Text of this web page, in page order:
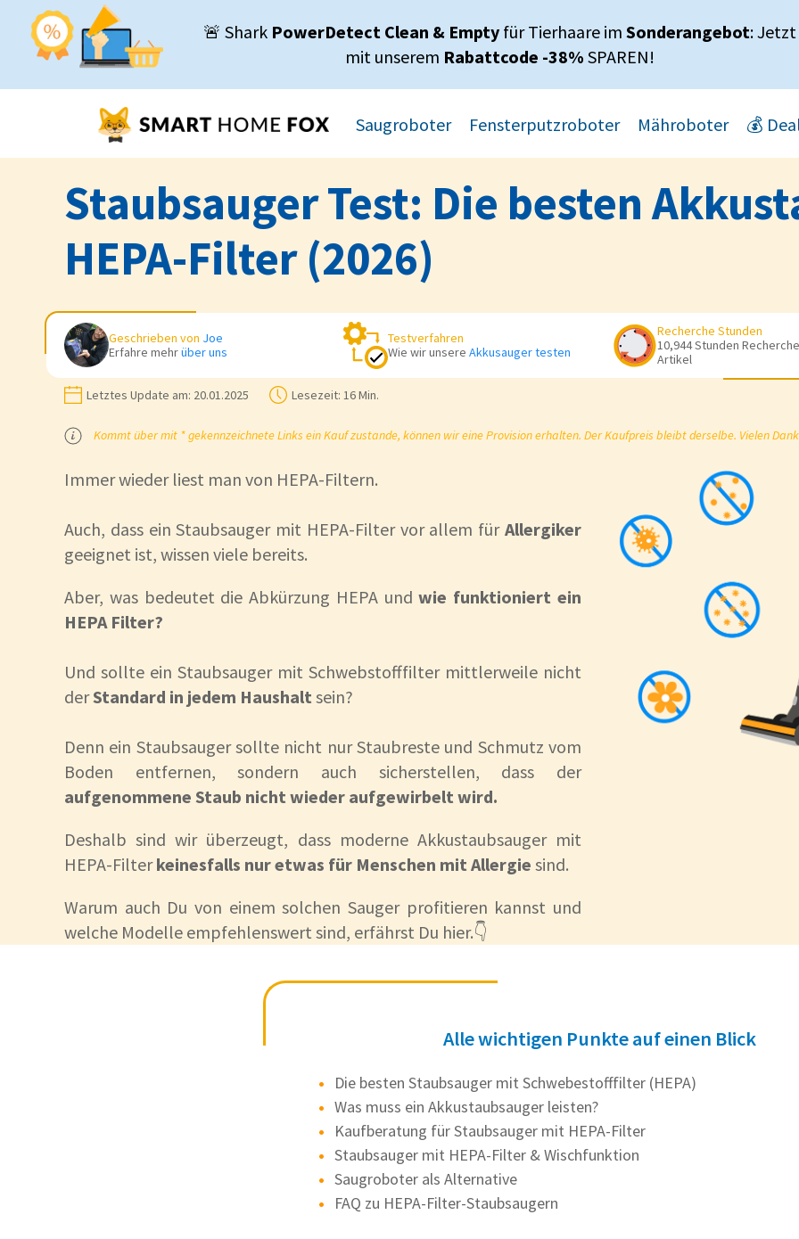
🚨 Shark PowerDetect Clean & Empty für Tierhaare imSonderangebot: Jetzt
mit unserem Rabattcode -38% SPAREN!
Saugroboter Fensterputzroboter Mähroboter 💰
Staubsauger Test: Die besten
HEPA-Filter (2026)
Geschrieben von Joe
Erfahre mehrüber uns
Testverfahren
Wie wir unsere Akkusauger testen
Recherche Stunden
10,944 Stunden
Artikel
Letztes Update am: 20.01.2025 Lesezeit: 16 Min.
Kommt über mit * gekennzeichnete Links ein Kauf zustande, können wir eine Provision erhalten. Der Kaufpreis bleibt derselbe. Vielen
Immer wieder liest man von HEPA-Filtern.
Auch, dass ein Staubsauger mit HEPA-Filter vor allem fürAllergiker
geeignet ist, wissen viele bereits.
Aber, was bedeutet die Abkürzung HEPA undwie funktioniert ein
HEPA Filter?
Und sollte ein Staubsauger mit Schwebstofffilter mittlerweile nicht
derStandard in jedem Haushalt sein?
Denn ein Staubsauger sollte nicht nur Staubreste und Schmutz vom
Boden entfernen, sondern auch sicherstellen, dass der
aufgenommene Staub nicht wieder aufgewirbelt wird.
Deshalb sind wir überzeugt, dass moderne Akkustaubsauger mit
HEPA-Filterkeinesfalls nur etwas für Menschen mit Allergie sind.
Warum auch Du von einem solchen Sauger profitieren kannst und
welche Modelle empfehlenswert sind, erfährst Du hier.👇
Alle wichtigen Punkte auf einen Blick
Die besten Staubsauger mit Schwebestofffilter (HEPA)
Was muss ein Akkustaubsauger leisten?
Kaufberatung für Staubsauger mit HEPA-Filter
Staubsauger mit HEPA-Filter & Wischfunktion
Saugroboter als Alternative
FAQ zu HEPA-Filter-Staubsaugern
Matratzenreinigungsset
Handwerkerset
DenWischaufsatz
Den Wischaufsatz SP7…
…möchten wir an dieser Stelle nochmal
hervorheben. Denn
wirklich Spaß und sorgt für spürbar mehr Sauberkeit auf Deinen
Vorwerk: Jetzt smarter denn je 👇
Unglaublich, aber wahr: Der neue Vorwerk Kobold VK7 hat jetzt einige
bekommen:
Da wäre zunächst dieMyKobold App: Nicht nötig, aber nice to have.
schickes Displayauf der Vorderseite: Ein Designupgrade